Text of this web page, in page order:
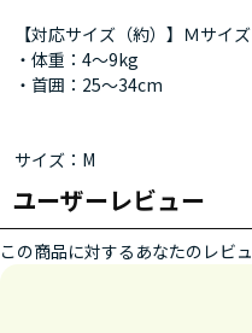
【対応サイズ（約）】Ｍサイズ
・体重：4～9kg
・首囲：25～34cm
サイズ：M
ユーザーレビュー
この商品に対するあなたのレビ